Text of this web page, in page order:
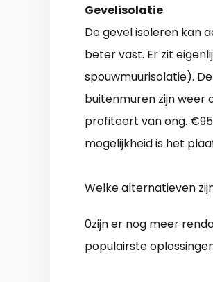
Gevelisolatie
De gevel isoleren kan
beter vast. Er zit
spouwmuurisolatie).
buitenmuren zijn weer
profiteert van ong.
mogelijkheid is het
Welke alternatieven
0zijn er nog meer
populairste